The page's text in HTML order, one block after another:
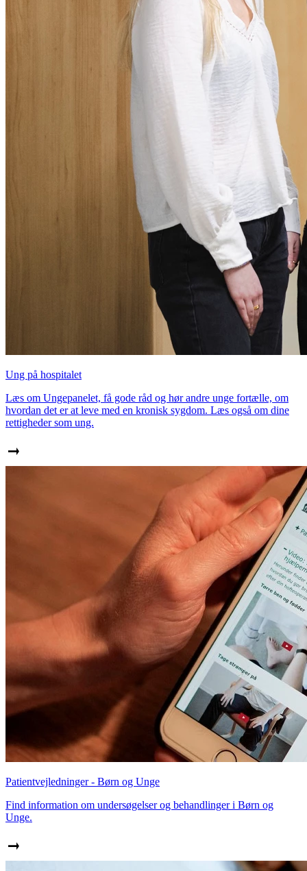
Ung på hospitalet
Læs om Ungepanelet, få gode råd og hør andre unge fortælle, om
hvordan det er at leve med en kronisk sygdom. Læs også om dine
rettigheder som ung.
Patientvejledninger - Børn og Unge
Find information om undersøgelser og behandlinger i Børn og
Unge.